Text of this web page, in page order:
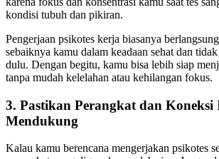
kondisi tubuh dan pikiran.
Pengerjaan psikotes kerja biasanya
sebaiknya kamu dalam keadaan sehat dan
dulu. Dengan begitu, kamu bisa lebih siap
tanpa mudah kelelahan atau kehilangan fokus.
3. Pastikan Perangkat dan Koneksi
Mendukung
Kalau kamu berencana mengerjakan psikotes